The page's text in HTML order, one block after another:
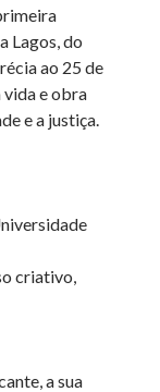
Lagos, do
ao 25 de
vida e obra
e a justiça.
criativo,
a sua